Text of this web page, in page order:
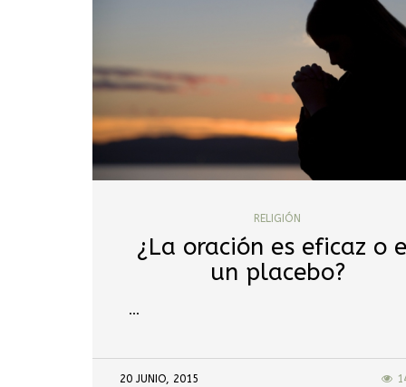
RELIGIÓN
¿La oración es eficaz o
un placebo?
…
20 JUNIO, 2015